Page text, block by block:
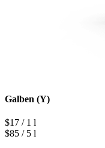
Galben (Y)
$17 / 1 l
$85 / 5 l